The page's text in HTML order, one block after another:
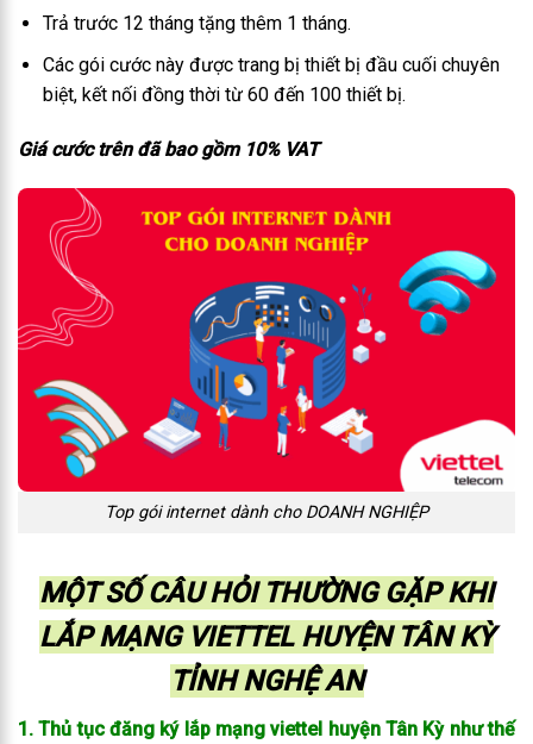
Trả trước 12 tháng tặng thêm 1 tháng.
Các gói cước này được trang bị thiết bị đầu cuối chuyên
biệt, kết nối đồng thời từ 60 đến 100 thiết bị.
Giá cước trên đã bao gồm 10% VAT
Top gói internet dành cho DOANH NGHIỆP
MỘT SỐ CÂU HỎI THƯỜNG GẶP KHI
LẮP MẠNG VIETTEL HUYỆN TÂN KỲ
TỈNH NGHỆ AN
1. Thủ tục đăng ký lắp mạng viettel huyện Tân Kỳ như thế